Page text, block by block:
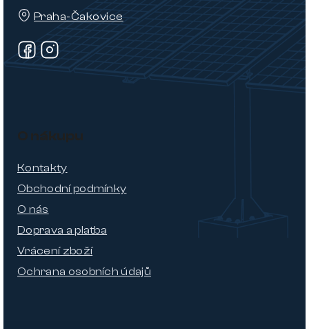
Praha-Čakovice
O nákupu
Kontakty
Obchodní podmínky
O nás
Doprava a platba
Vrácení zboží
Ochrana osobních údajů